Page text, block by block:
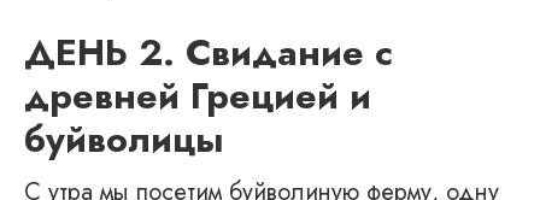
ДЕНЬ 2. Свидание с
древней Грецией и
буйволицы
С утра мы посетим буйволиную ферму, одну